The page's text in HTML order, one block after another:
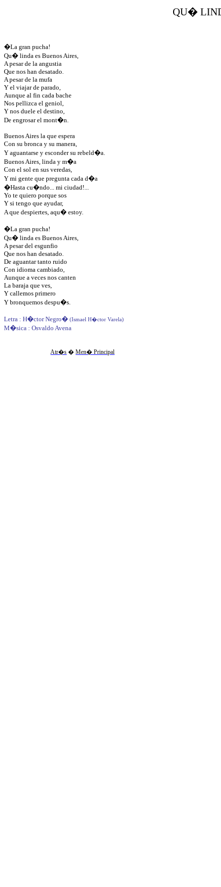
QU�
�La gran pucha!
Qu� linda es Buenos Aires,
A pesar de la angustia
Que nos han desatado.
A pesar de la mufa
Y el viajar de parado,
Aunque al fin cada bache
Nos pellizca el geniol,
Y nos duele el destino,
De engrosar el mont�n.
Buenos Aires la que espera
Con su bronca y su manera,
Y aguantarse y esconder su rebeld�a.
Buenos Aires, linda y m�a
Con el sol en sus veredas,
Y mi gente que pregunta cada d�a
�Hasta cu�ndo... mi ciudad!...
Yo te quiero porque sos
Y si tengo que ayudar,
A que despiertes, aqu� estoy.
�La gran pucha!
Qu� linda es Buenos Aires,
A pesar del esgunfio
Que nos han desatado.
De aguantar tanto ruido
Con idioma cambiado,
Aunque a veces nos canten
La baraja que ves,
Y callemos primero
Y bronquemos despu�s.
Letra : H�ctor Negro� (Ismael H�ctor Varela)
M�sica : Osvaldo Avena
Atr�s �Men� Principal